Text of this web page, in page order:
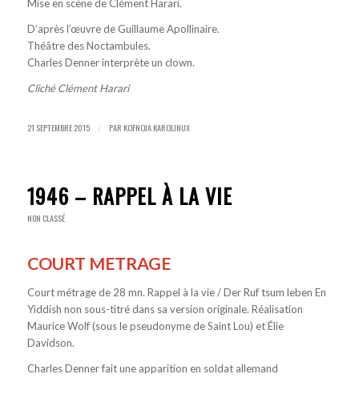
Mise en scène de Clément Harari.
D’après l’œuvre de Guillaume Apollinaire.
Théâtre des Noctambules.
Charles Denner interprète un clown.
Cliché Clément Harari
21 SEPTEMBRE 2015 / PAR KOFNOJA KAROLINUX
1946 – RAPPEL À LA VIE
NON CLASSÉ
COURT METRAGE
Court métrage de 28 mn. Rappel à la vie / Der Ruf tsum leben En
Yiddish non sous-titré dans sa version originale. Réalisation
Maurice Wolf (sous le pseudonyme de Saint Lou) et Élie
Davidson.
Charles Denner fait une apparition en soldat allemand